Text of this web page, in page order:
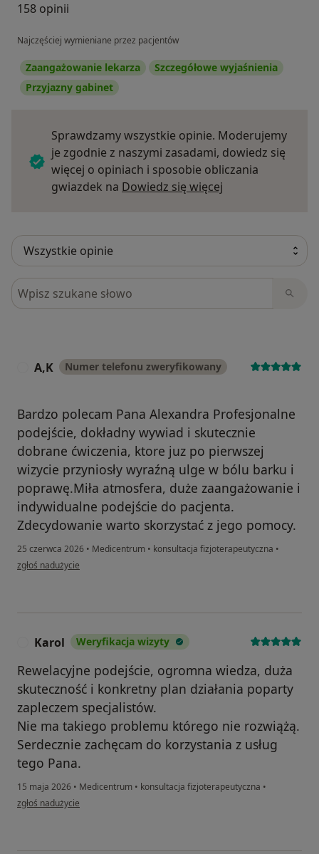
158 opinii
Najczęściej wymieniane przez pacjentów
Zaangażowanie lekarza
Szczegółowe wyjaśnienia
Przyjazny gabinet
Sprawdzamy wszystkie opinie. Moderujemy
je zgodnie z naszymi zasadami, dowiedz się
więcej o opiniach i sposobie obliczania
gwiazdek na Dowiedz się więcej
Szukaj w opiniach
A,K Numer telefonu zweryfikowany
Bardzo polecam Pana Alexandra Profesjonalne
podejście, dokładny wywiad i skutecznie
dobrane ćwiczenia, ktore juz po pierwszej
wizycie przyniosły wyraźną ulge w bólu barku i
poprawę.Miła atmosfera, duże zaangażowanie i
indywidualne podejście do pacjenta.
Zdecydowanie warto skorzystać z jego pomocy.
25 czerwca 2026 • Medicentrum • konsultacja fizjoterapeutyczna •
w opinii użytkownika A,K
zgłoś nadużycie
Karol Weryfikacja wizyty
Rewelacyjne podejście, ogromna wiedza, duża
skuteczność i konkretny plan działania poparty
zapleczem specjalistów.
Nie ma takiego problemu którego nie rozwiążą.
Serdecznie zachęcam do korzystania z usług
tego Pana.
15 maja 2026 • Medicentrum • konsultacja fizjoterapeutyczna •
w opinii użytkownika Karol
zgłoś nadużycie